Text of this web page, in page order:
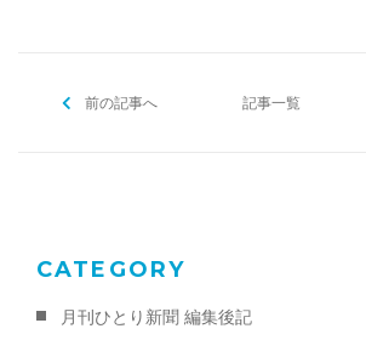
o
前の記事へ 記事一覧
CATEGORY
月刊ひとり新聞 編集後記